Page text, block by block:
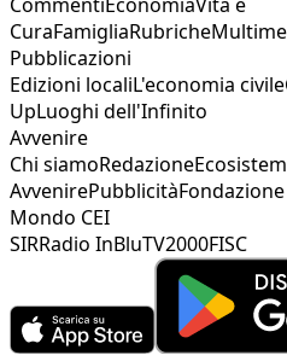
CuraFamigliaRubriche
Pubblicazioni
Edizioni localiL'economia civile
UpLuoghi dell'Infinito
Avvenire
Chi siamoRedazione
AvvenirePubblicità
Mondo CEI
SIRRadio InBluTV2000FISC